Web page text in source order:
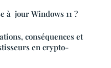
à jour Windows 11 ?
en crypto-